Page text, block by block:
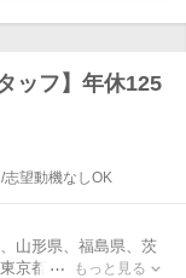
ッフ】年休125
志望動機なしOK
山形県、福島県、茨
京都、神奈川県、富
もっと見る